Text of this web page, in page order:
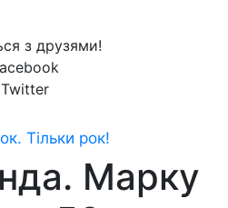
з друзями!
Twitter
Тільки рок!
Марку